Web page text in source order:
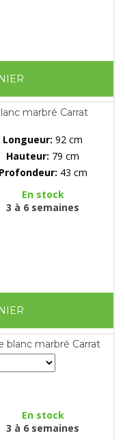
marbré Carrat
Longueur: 92 cm
Hauteur: 79 cm
Profondeur: 43 cm
En stock
3 à 6 semaines
blanc marbré Carrat
En stock
3 à 6 semaines